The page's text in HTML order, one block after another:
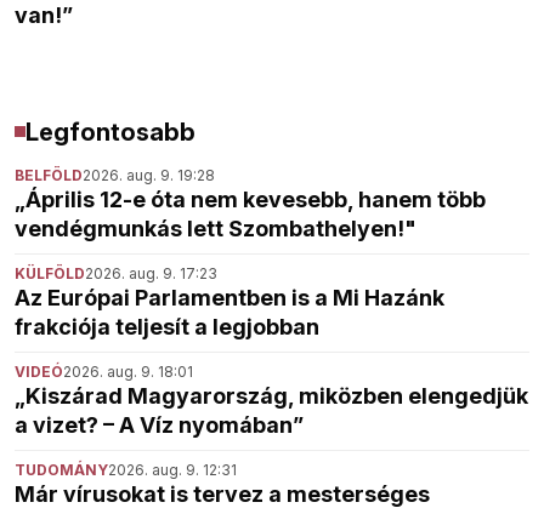
van!”
Legfontosabb
BELFÖLD2026. aug. 9. 19:28
„Április 12-e óta nem kevesebb, hanem több
vendégmunkás lett Szombathelyen!"
KÜLFÖLD2026. aug. 9. 17:23
Az Európai Parlamentben is a Mi Hazánk
frakciója teljesít a legjobban
VIDEÓ2026. aug. 9. 18:01
„Kiszárad Magyarország, miközben elengedjük
a vizet? – A Víz nyomában”
TUDOMÁNY2026. aug. 9. 12:31
Már vírusokat is tervez a mesterséges